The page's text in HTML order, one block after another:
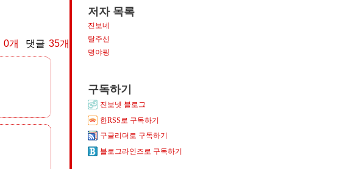
0개 댓글 35개
저자 목록
진보네
탈주선
뎡야핑
구독하기
진보넷 블로그
한RSS로 구독하기
구글리더로 구독하기
블로그라인즈로 구독하기